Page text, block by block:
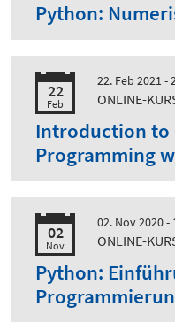
Python:
22
Feb
22. Feb 2021 -
ONLINE-
Introduction to
Programming
02
Nov
02. Nov 2020 -
ONLINE-
Python: